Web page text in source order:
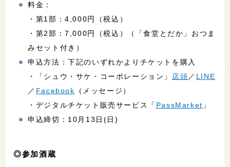
料金：
・第1部：4,000円（税込）
・第2部：7,000円（税込）（「食堂とだか」おつま
みセット付き）
申込方法：下記のいずれかよりチケットを購入
・「シュウ・サケ・コーポレーション」 店頭／ LINE
／ Facebook
（メッセージ）
・デジタルチケット販売サービス「 PassMarket 」
申込締切：10月13日(日)
◎参加酒蔵